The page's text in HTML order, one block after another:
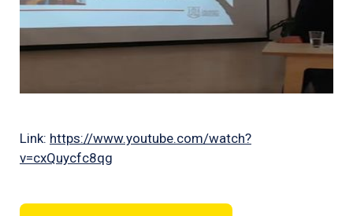
Link: https://www.youtube.com/watch?
v=cxQuycfc8qg